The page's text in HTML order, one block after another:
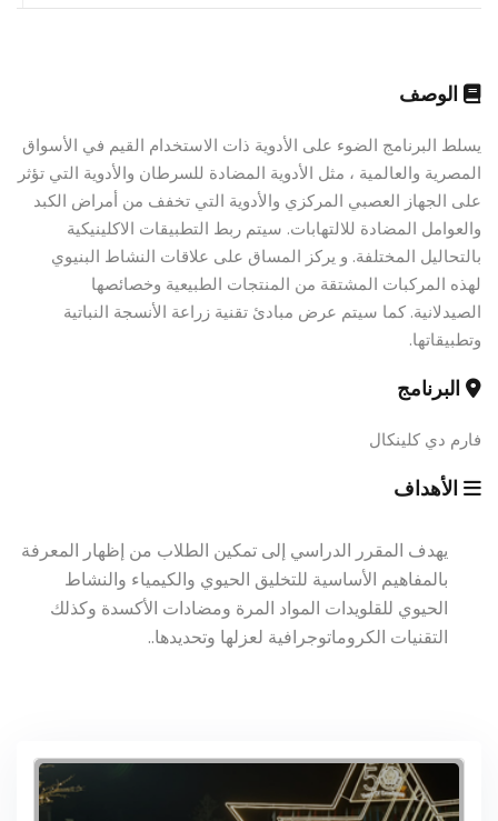
الوصف
يسلط البرنامج الضوء على الأدوية ذات الاستخدام القيم في الأسواق
المصرية والعالمية ، مثل الأدوية المضادة للسرطان والأدوية التي تؤثر
على الجهاز العصبي المركزي والأدوية التي تخفف من أمراض الكبد
والعوامل المضادة للالتهابات. سيتم ربط التطبيقات الاكلينيكية
بالتحاليل المختلفة. و يركز المساق على علاقات النشاط البنيوي
لهذه المركبات المشتقة من المنتجات الطبيعية وخصائصها
الصيدلانية. كما سيتم عرض مبادئ تقنية زراعة الأنسجة النباتية
وتطبيقاتها.
البرنامج
فارم دي كلينكال
الأهداف
يهدف المقرر الدراسي إلى تمكين الطلاب من إظهار المعرفة
بالمفاهيم الأساسية للتخليق الحيوي والكيمياء والنشاط
الحيوي للقلويدات المواد المرة ومضادات الأكسدة وكذلك
التقنيات الكروماتوجرافية لعزلها وتحديدها..